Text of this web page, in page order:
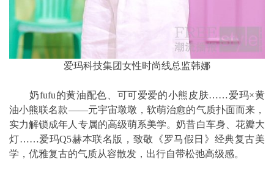
爱玛科技集团女性时尚线总监韩娜
奶fufu的黄油配色、可可爱爱的小熊皮肤……爱玛×黄
油小熊联名款——元宇宙墩墩，软萌治愈的气质扑面而来，
实力解锁成年人专属的高级萌系美学。奶昔白车身、花瓣大
灯……爱玛Q5赫本联名版，致敬《罗马假日》经典复古美
学，优雅复古的气质从容散发，出行自带松弛高级感。